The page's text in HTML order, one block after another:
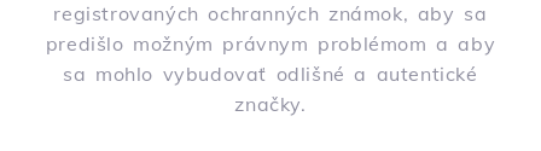
registrovaných ochranných známok, aby sa
predišlo možným právnym problémom a aby
sa mohlo vybudovať odlišné a autentické
značky.